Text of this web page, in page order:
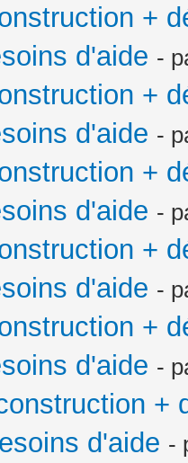
+
d'aide -
+
d'aide -
+
d'aide -
+
d'aide -
+
d'aide -
+
d'aide -